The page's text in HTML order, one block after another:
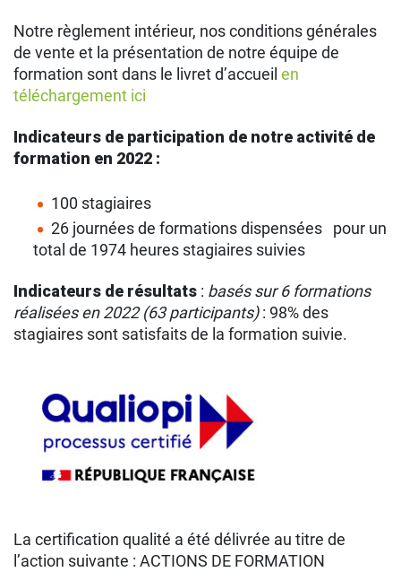
Notre règlement intérieur, nos conditions générales
de vente et la présentation de notre équipe de
formation sont dans le livret d’accueil en
téléchargement ici
Indicateurs de participation de notre activité de
formation en 2022 :
100 stagiaires
26 journées de formations dispensées pour un
total de 1974 heures stagiaires suivies
Indicateurs de résultats : basés sur 6 formations
réalisées en 2022 (63 participants): 98% des
stagiaires sont satisfaits de la formation suivie.
La certification qualité a été délivrée au titre de
l’action suivante : ACTIONS DE FORMATION